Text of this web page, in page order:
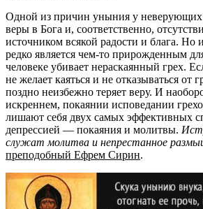
Одной из причин уныния у неверующих
веры в Бога и, соответственно,
источником всякой радости и блага. Но
редко является чем-то прирожденным
человеке убивает нераскаянный грех.
не желает каяться и не отказываться от
поздно неизбежно теряет веру. И
искреннем, покаянии исповедании
лишают себя двух самых эффективных
депрессией — покаяния и молитвы.
служат молитва и непрестанное
преподобный Ефрем Сирин.